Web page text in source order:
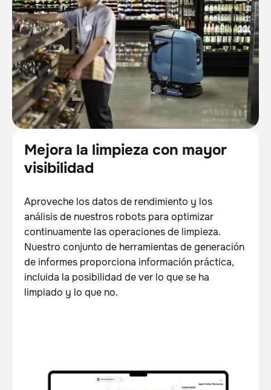
Mejora la limpieza con mayor
visibilidad
Aproveche los datos de rendimiento y los
análisis de nuestros robots para optimizar
continuamente las operaciones de limpieza.
Nuestro conjunto de herramientas de generación
de informes proporciona información práctica,
incluida la posibilidad de ver lo que se ha
limpiado y lo que no.